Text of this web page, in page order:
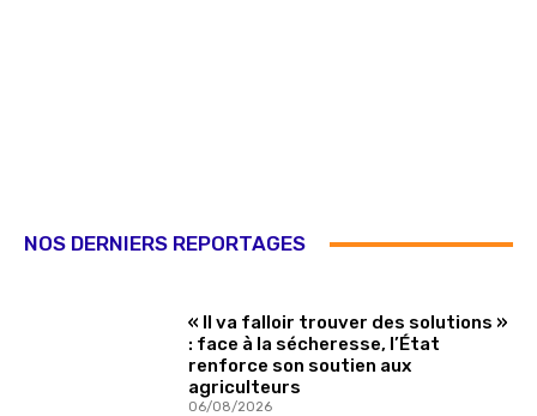
NOS DERNIERS REPORTAGES
« Il va falloir trouver des solutions »
: face à la sécheresse, l’État
renforce son soutien aux
agriculteurs
06/08/2026